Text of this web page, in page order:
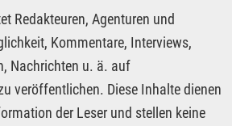
Redakteuren, Agenturen und
Kommentare, Interviews,
Nachrichten u. ä. auf
veröffentlichen. Diese Inhalte dienen
der Leser und stellen keine